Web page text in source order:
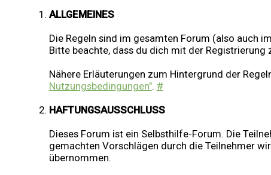
ALLGEMEINES
Die Regeln sind im gesamten Forum (also auch
Bitte beachte, dass du dich mit der
Nähere Erläuterungen zum Hintergrund der
Nutzungsbedingungen". #
HAFTUNGSAUSSCHLUSS
Dieses Forum ist ein Selbsthilfe-Forum. Die
gemachten Vorschlägen durch die Teilnehmer
übernommen.